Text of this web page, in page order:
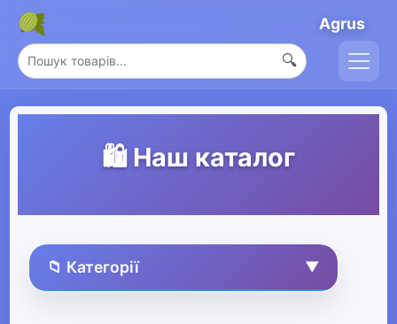
Agrus
🔍
🛍️ Наш каталог
📁 Категорії ▼